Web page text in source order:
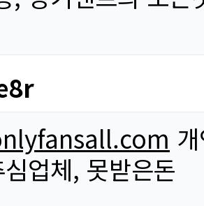
업체, 못받은돈